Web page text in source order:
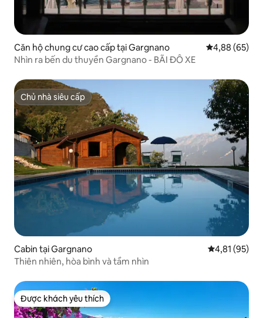
Căn hộ chung cư cao cấp tại Gargnano Xếp hạng
4,88 (65)
Nhìn ra bến du thuyền Gargnano - BÃI ĐỖ XE
Chủ nhà siêu cấp
Chủ nhà siêu cấp
Cabin tại Gargnano Xếp hạng
4,81 (95)
Thiên nhiên, hòa bình và tầm nhìn
Được khách yêu thích
Được khách yêu thích